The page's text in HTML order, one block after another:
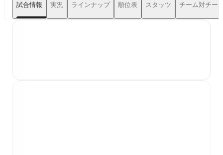
試合情報 実況 ラインナップ 順位表 スタッツ チーム対チー